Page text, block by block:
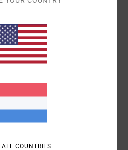
SCORE
/5
BEVELEN DIT PRODUCT AAN
COMFORT
ALL COUNTRIES